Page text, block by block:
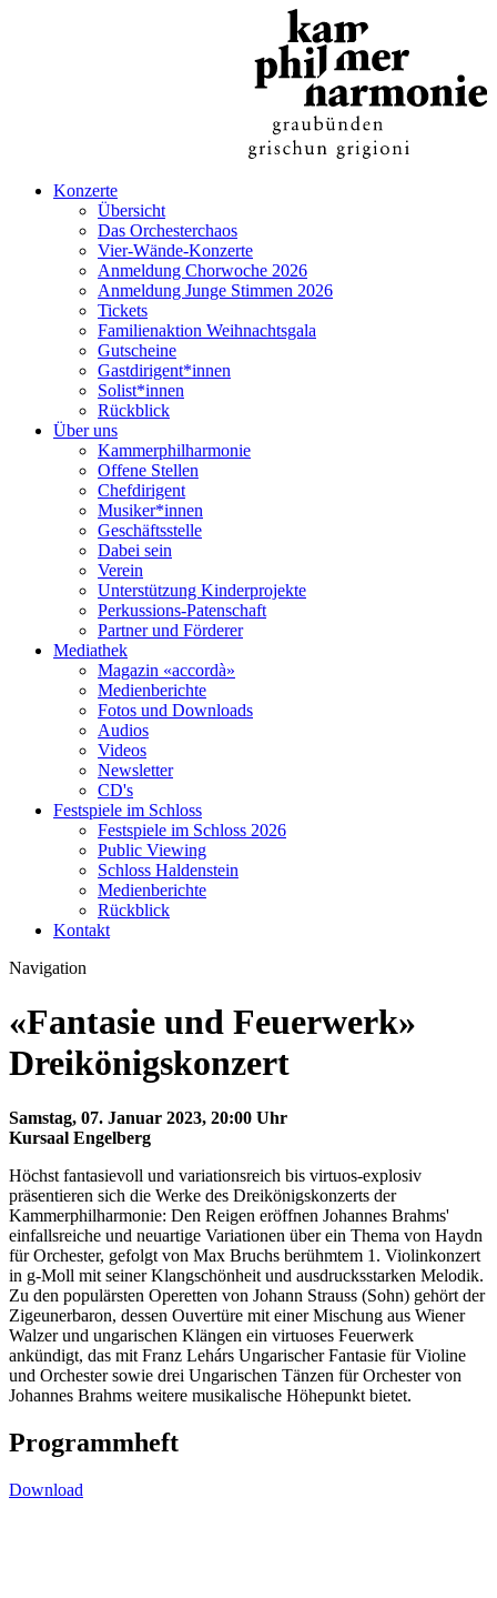
Konzerte
Übersicht
Das Orchesterchaos
Vier-Wände-Konzerte
Anmeldung Chorwoche 2026
Anmeldung Junge Stimmen 2026
Tickets
Familienaktion Weihnachtsgala
Gutscheine
Gastdirigent*innen
Solist*innen
Rückblick
Über uns
Kammerphilharmonie
Offene Stellen
Chefdirigent
Musiker*innen
Geschäftsstelle
Dabei sein
Verein
Unterstützung Kinderprojekte
Perkussions-Patenschaft
Partner und Förderer
Mediathek
Magazin «accordà»
Medienberichte
Fotos und Downloads
Audios
Videos
Newsletter
CD's
Festspiele im Schloss
Festspiele im Schloss 2026
Public Viewing
Schloss Haldenstein
Medienberichte
Rückblick
Kontakt
Navigation
«Fantasie und Feuerwerk»
Dreikönigskonzert
Samstag, 07. Januar 2023, 20:00 Uhr
Kursaal Engelberg
Höchst fantasievoll und variationsreich bis virtuos-explosiv
präsentieren sich die Werke des Dreikönigskonzerts der
Kammerphilharmonie: Den Reigen eröffnen Johannes Brahms'
einfallsreiche und neuartige Variationen über ein Thema von Haydn
für Orchester, gefolgt von Max Bruchs berühmtem 1. Violinkonzert
in g-Moll mit seiner Klangschönheit und ausdrucksstarken Melodik.
Zu den populärsten Operetten von Johann Strauss (Sohn) gehört der
Zigeunerbaron, dessen Ouvertüre mit einer Mischung aus Wiener
Walzer und ungarischen Klängen ein virtuoses Feuerwerk
ankündigt, das mit Franz Lehárs Ungarischer Fantasie für Violine
und Orchester sowie drei Ungarischen Tänzen für Orchester von
Johannes Brahms weitere musikalische Höhepunkt bietet.
Programmheft
Download